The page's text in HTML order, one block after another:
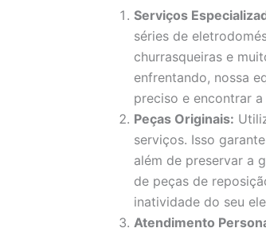
Serviços
séries de
churrasqueiras e
enfrentando, nossa
preciso e encontrar
Peças Originais:
serviços. Isso
além de preservar a
de peças de
inatividade do seu
Atendimento